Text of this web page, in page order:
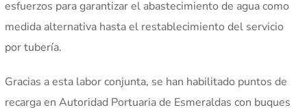
esfuerzos para garantizar el abastecimiento de agua como
medida alternativa hasta el restablecimiento del servicio
por tubería.
Gracias a esta labor conjunta, se han habilitado puntos de
recarga en Autoridad Portuaria de Esmeraldas con buques